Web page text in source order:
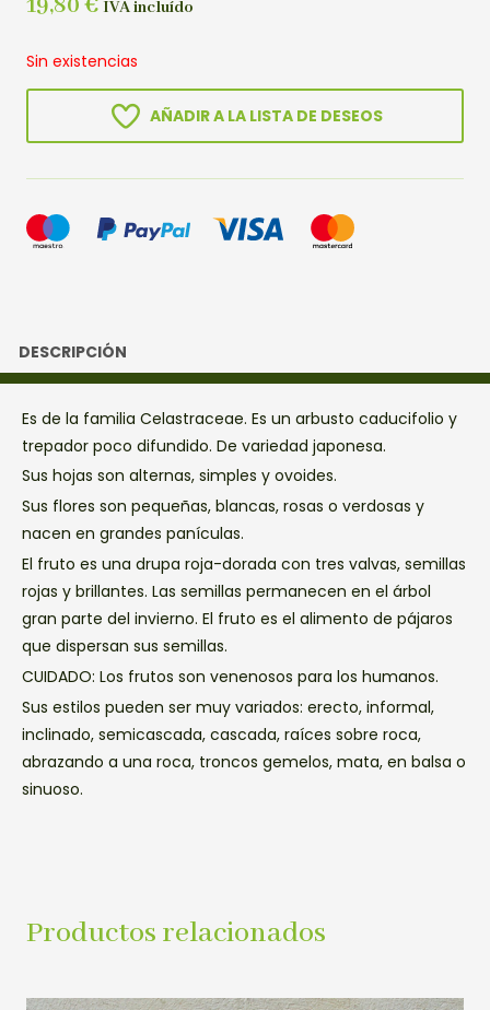
19,80 € IVA incluído
Sin existencias
AÑADIR A LA LISTA DE DESEOS
DESCRIPCIÓN
Es de la familia Celastraceae. Es un arbusto caducifolio y
trepador poco difundido. De variedad japonesa.
Sus hojas son alternas, simples y ovoides.
Sus flores son pequeñas, blancas, rosas o verdosas y
nacen en grandes panículas.
El fruto es una drupa roja-dorada con tres valvas, semillas
rojas y brillantes. Las semillas permanecen en el árbol
gran parte del invierno. El fruto es el alimento de pájaros
que dispersan sus semillas.
CUIDADO: Los frutos son venenosos para los humanos.
Sus estilos pueden ser muy variados: erecto, informal,
inclinado, semicascada, cascada, raíces sobre roca,
abrazando a una roca, troncos gemelos, mata, en balsa o
sinuoso.
Productos relacionados